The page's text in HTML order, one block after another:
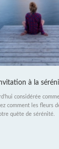
à la
considérée
comment les fleurs
quête de sérénité.